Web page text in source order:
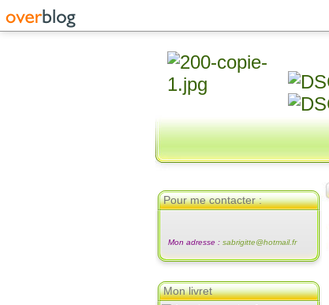
Pour me contacter :
Mon adresse : sabrigitte@hotmail.fr
Mon livret